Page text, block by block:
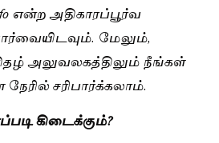
என்ற அதிகாரப்பூர்வ
மேலும்,
அலுவலகத்திலும் நீங்கள்
சரிபார்க்கலாம்.
கிடைக்கும்?